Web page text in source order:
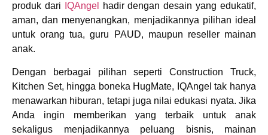
produk dari
IQAngel
hadir dengan desain yang edukatif,
aman, dan menyenangkan, menjadikannya pilihan ideal
untuk orang tua, guru PAUD, maupun reseller mainan
anak.
Dengan berbagai pilihan sepertiConstruction Truck,
Kitchen Set, hingga boneka HugMate, IQAngel tak hanya
menawarkan hiburan, tetapi juga nilai edukasi nyata. Jika
Anda ingin memberikan yang terbaik untuk anak
sekaligus menjadikannya peluang bisnis, mainan